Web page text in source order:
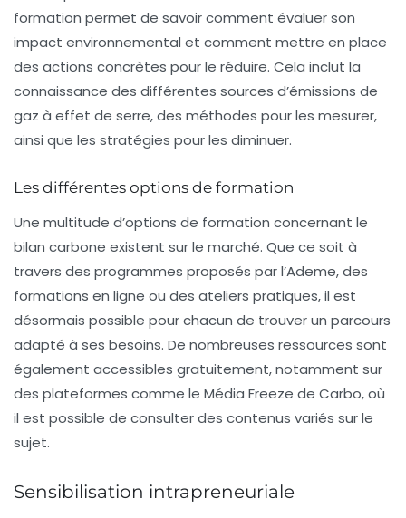
formation permet de savoir comment évaluer son
impact environnemental et comment mettre en place
des actions concrètes pour le réduire. Cela inclut la
connaissance des différentes sources d’émissions de
gaz à effet de serre, des méthodes pour les mesurer,
ainsi que les stratégies pour les diminuer.
Les différentes options de formation
Une multitude d’options de formation concernant le
bilan carbone existent sur le marché. Que ce soit à
travers des programmes proposés par l’Ademe, des
formations en ligne ou des ateliers pratiques, il est
désormais possible pour chacun de trouver un parcours
adapté à ses besoins. De nombreuses ressources sont
également accessibles gratuitement, notamment sur
des plateformes comme le Média Freeze de Carbo, où
il est possible de consulter des contenus variés sur le
sujet.
Sensibilisation intrapreneuriale